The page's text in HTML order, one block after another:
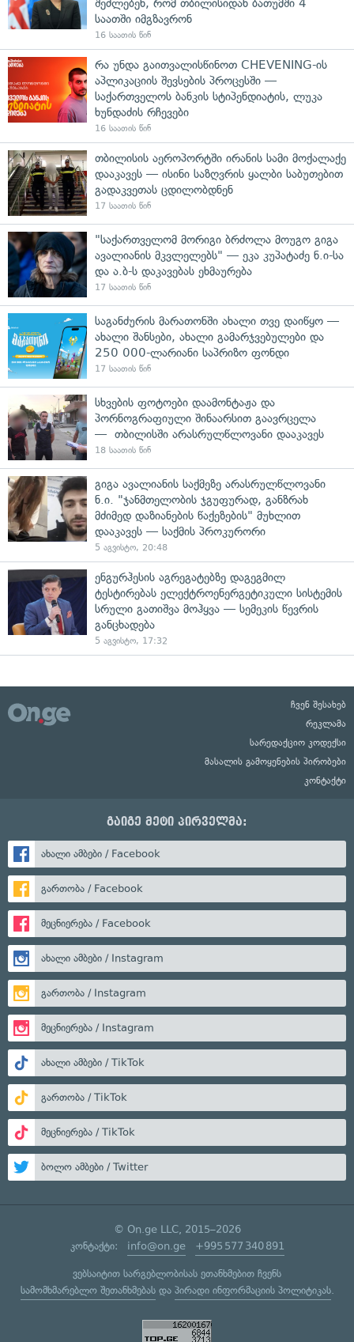
შეძლებენ, რომ თბილისიდან ბათუმში 4
საათში იმგზავრონ
16 საათის წინ
რა უნდა გაითვალისწინოთ CHEVENING-ის
აპლიკაციის შევსების პროცესში —
საქართველოს ბანკის სტიპენდიატის, ლუკა
ხუნდაძის რჩევები
16 საათის წინ
თბილისის აეროპორტში ირანის სამი მოქალაქე
დააკავეს — ისინი საზღვრის ყალბი საბუთებით
გადაკვეთას ცდილობდნენ
17 საათის წინ
"საქართველომ მორიგი ბრძოლა მოუგო გიგა
ავალიანის მკვლელებს" — ეკა კუპატაძე ნ.ი-სა
და ა.ბ-ს დაკავებას ეხმაურება
17 საათის წინ
საგანძურის მარათონში ახალი თვე დაიწყო —
ახალი შანსები, ახალი გამარჯვებულები და
250 000-ლარიანი საპრიზო ფონდი
17 საათის წინ
სხვების ფოტოები დაამონტაჟა და
პორნოგრაფიული შინაარსით გაავრცელა
— თბილისში არასრულწლოვანი დააკავეს
18 საათის წინ
გიგა ავალიანის საქმეზე არასრულწლოვანი
ნ.ი. "ჯანმთელობის ჯგუფურად, განზრახ
მძიმედ დაზიანების წაქეზების" მუხლით
დააკავეს — საქმის პროკურორი
5 აგვისტო, 20:48
ენგურჰესის აგრეგატებზე დაგეგმილ
ტესტირებას ელექტროენერგეტიკული სისტემის
სრული გათიშვა მოჰყვა — სემეკის წევრის
განცხადება
5 აგვისტო, 17:32
ჩვენ შესახებ
რეკლამა
სარედაქციო კოდექსი
მასალის გამოყენების პირობები
კონტაქტი
გაიგე მეტი პირველმა:
ახალი ამბები / Facebook
გართობა / Facebook
მეცნიერება / Facebook
ახალი ამბები / Instagram
გართობა / Instagram
მეცნიერება / Instagram
ახალი ამბები / TikTok
გართობა / TikTok
მეცნიერება / TikTok
ბოლო ამბები / Twitter
© On.ge LLC, 2015–2026
კონტაქტი: info@on.ge +995 577 340 891
ვებსაიტით სარგებლობისას ეთანხმებით ჩვენს
სამომხმარებლო შეთანხმებასდა პირადი ინფორმაციის პოლიტიკას.